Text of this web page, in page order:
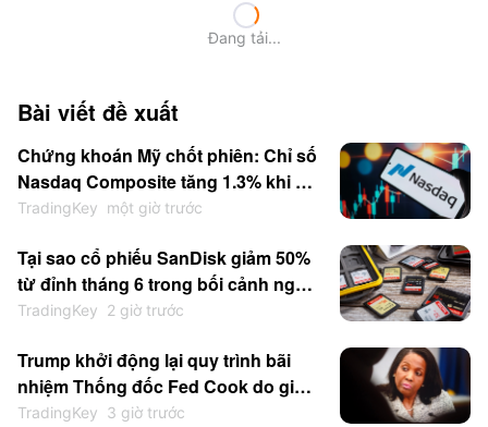
Đang tải...
Bài viết đề xuất
Chứng khoán Mỹ chốt phiên: Chỉ số
Nasdaq Composite tăng 1.3% khi kỳ
vọng Fed tăng lãi suất hạ nhiệt; Cổ
nhóm phần mềm tăng điểm; SpaceX
tăng vọt 15.83%
TradingKey một giờ trước
Tại sao cổ phiếu SanDisk giảm 50%
từ đỉnh tháng 6 trong bối cảnh nghi
ngại về CapEx AI và sự cạnh tranh
TradingKey 2 giờ trước
Trump khởi động lại quy trình bãi
nhiệm Thống đốc Fed Cook do gian
lận thế chấp khi xung đột về tính
TradingKey 3 giờ trước